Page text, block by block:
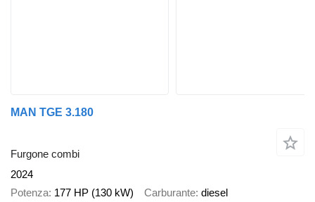
MAN TGE 3.180
Furgone combi
2024
Potenza 177 HP (130 kW) Carburante diesel